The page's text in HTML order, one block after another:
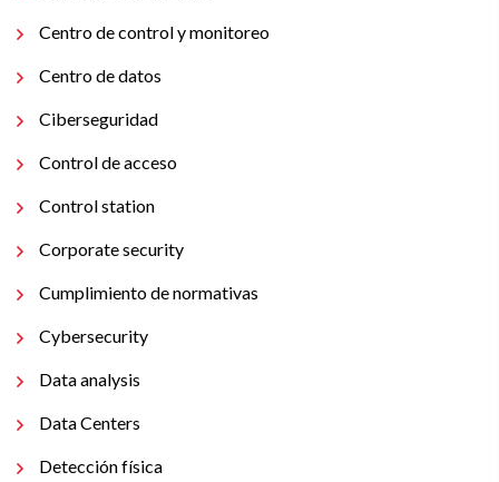
Centro de control y monitoreo
Centro de datos
Ciberseguridad
Control de acceso
Control station
Corporate security
Cumplimiento de normativas
Cybersecurity
Data analysis
Data Centers
Detección física